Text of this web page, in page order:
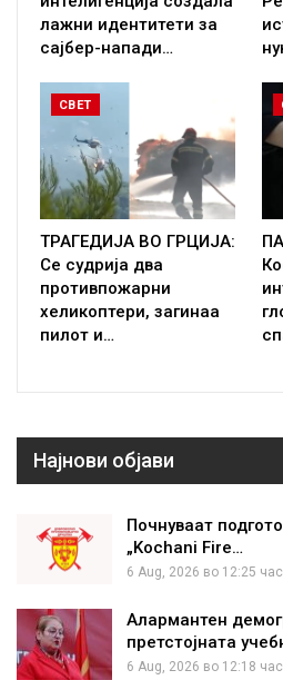
лажни идентитети за
сајбер-напади…
СВЕТ
ТРАГЕДИЈА ВО ГРЦИЈА:
Се судрија два
противпожарни
хеликоптери, загинаа
пилот и…
Најнови објави
Почнуваат
„Kochani Fire…
6 Aug, 2026 во 12:25
Алармантен
претстојната
6 Aug, 2026 во 12:18